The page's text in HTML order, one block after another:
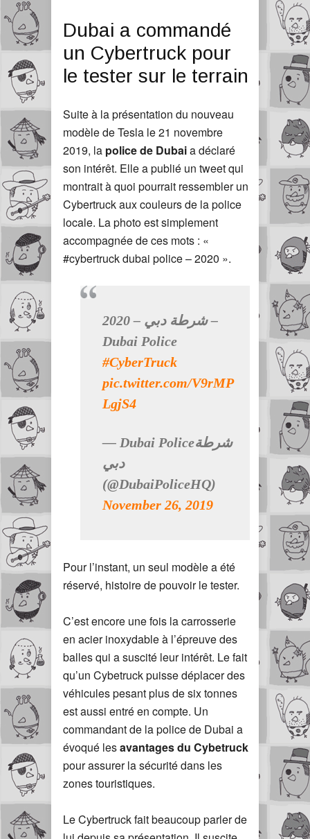
Dubai a commandé
un Cybertruck pour
le tester sur le terrain
Suite à la présentation du nouveau
modèle de Tesla le 21 novembre
2019, la police de Dubaia déclaré
son intérêt. Elle a publié un tweet qui
montrait à quoi pourrait ressembler un
Cybertruck aux couleurs de la police
locale. La photo est simplement
accompagnée de ces mots : «
#cybertruck dubai police – 2020 ».
شرطة دبي – 2020 –
Dubai Police
#CyberTruck
pic.twitter.com/V9rMP
LgjS4
— Dubai Policeشرطة
دبي
(@DubaiPoliceHQ)
November 26, 2019
Pour l’instant, un seul modèle a été
réservé, histoire de pouvoir le tester.
C’est encore une fois la carrosserie
en acier inoxydable à l’épreuve des
balles qui a suscité leur intérêt. Le fait
qu’un Cybetruck puisse déplacer des
véhicules pesant plus de six tonnes
est aussi entré en compte. Un
commandant de la police de Dubai a
évoqué lesavantages du Cybetruck
pour assurer la sécurité dans les
zones touristiques.
Le Cybertruck fait beaucoup parler de